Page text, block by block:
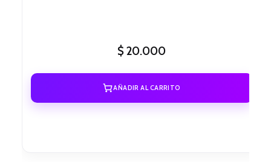
$20.000
AÑADIR AL CARRITO